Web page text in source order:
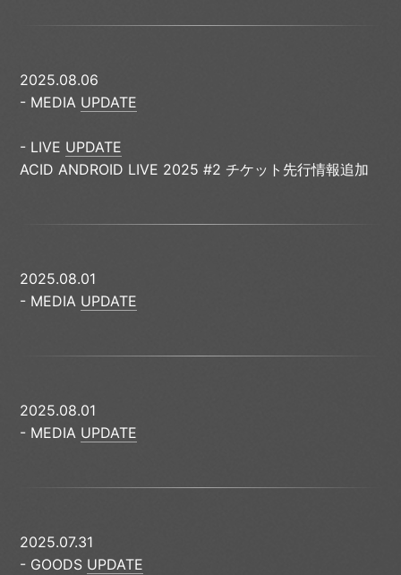
2025.08.06
- MEDIA UPDATE
- LIVE UPDATE
ACID ANDROID LIVE 2025 #2 チケット先行情報追加
2025.08.01
- MEDIA UPDATE
2025.08.01
- MEDIA UPDATE
2025.07.31
- GOODS UPDATE